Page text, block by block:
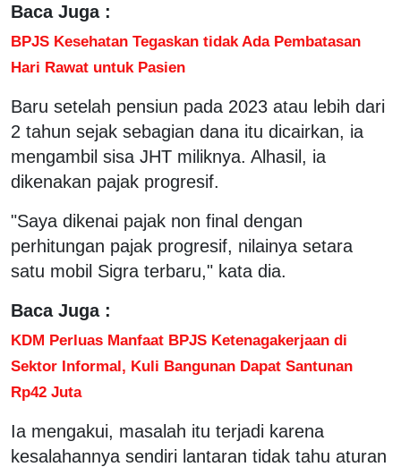
Baca Juga :
BPJS Kesehatan Tegaskan tidak Ada Pembatasan
Hari Rawat untuk Pasien
Baru setelah pensiun pada 2023 atau lebih dari
2 tahun sejak sebagian dana itu dicairkan, ia
mengambil sisa JHT miliknya. Alhasil, ia
dikenakan pajak progresif.
"Saya dikenai pajak non final dengan
perhitungan pajak progresif, nilainya setara
satu mobil Sigra terbaru," kata dia.
Baca Juga :
KDM Perluas Manfaat BPJS Ketenagakerjaan di
Sektor Informal, Kuli Bangunan Dapat Santunan
Rp42 Juta
Ia mengakui, masalah itu terjadi karena
kesalahannya sendiri lantaran tidak tahu aturan